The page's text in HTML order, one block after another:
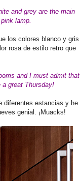
and grey are the main
lamp.
los colores blanco y gris
rosa de estilo retro que
and I must admit that
great Thursday!
diferentes estancias y he
genial. ¡Muacks!